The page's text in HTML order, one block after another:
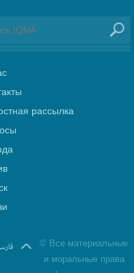
рассылка
© Все материальные
и моральные права